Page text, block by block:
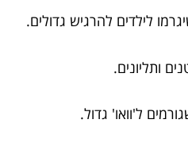
לילדים להרגיש גדולים.
ותליונים.
ל'וואו' גדול.